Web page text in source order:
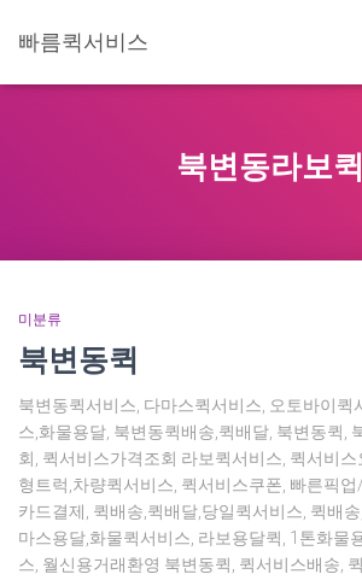
빠름퀵서비스
북변동라보퀵
미분류
북변동퀵
북변동퀵서비스, 다마스퀵서비스, 오토바이퀵
스,화물용달, 북변동퀵배송,퀵배달, 북변동퀵,
회, 퀵서비스가격조회 라보퀵서비스, 퀵서비
형트럭,차량퀵서비스, 퀵서비스쿠폰, 빠른픽
카드결제, 퀵배송,퀵배달,당일퀵서비스, 퀵배
마스용달,화물퀵서비스, 라보용달퀵, 1톤화물
스, 월신용거래환영 북변동퀵, 퀵서비스배송,